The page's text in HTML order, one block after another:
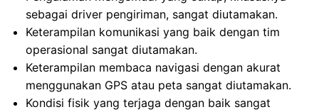
sebagai driver pengiriman, sangat diutamakan.
Keterampilan komunikasi yang baik dengan tim
operasional sangat diutamakan.
Keterampilan membaca navigasi dengan akurat
menggunakan GPS atau peta sangat diutamakan.
Kondisi fisik yang terjaga dengan baik sangat